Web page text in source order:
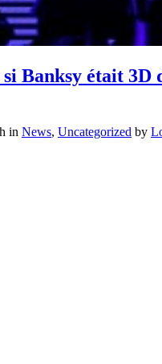
Banksy était 3D
in News, Uncategorized by